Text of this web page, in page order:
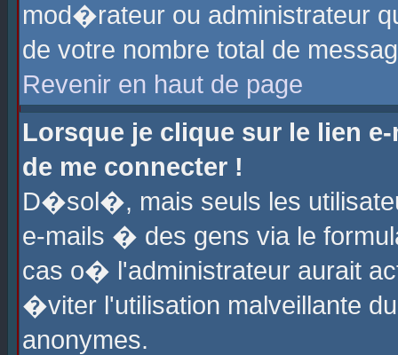
mod�rateur ou administrateur
de votre nombre total de
Revenir en haut de page
Lorsque je clique sur le lien
de me connecter !
D�sol�, mais seuls les
e-mails � des gens via le
cas o� l'administrateur aurait
�viter l'utilisation malveillante
anonymes.